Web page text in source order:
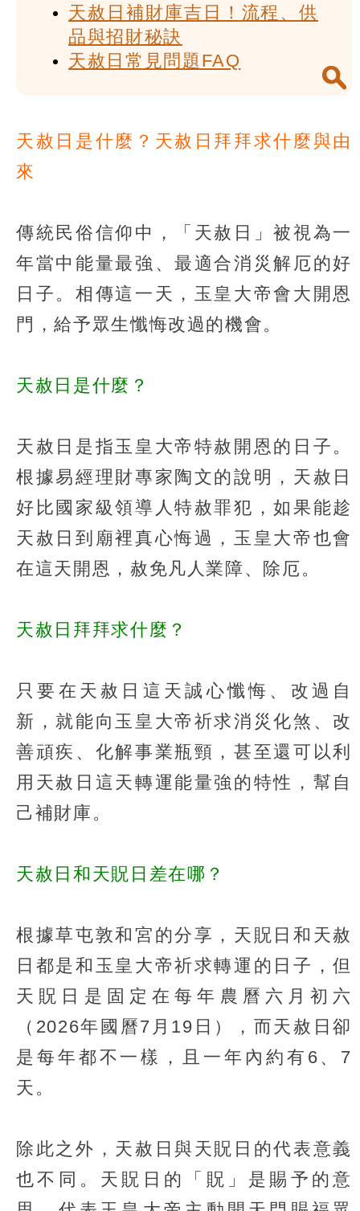
天赦日補財庫吉日！流程、供
品與招財秘訣
天赦日常見問題FAQ
天赦日是什麼？天赦日拜拜求什麼與由
來
傳統民俗信仰中，「天赦日」被視為一
年當中能量最強、最適合消災解厄的好
日子。相傳這一天，玉皇大帝會大開恩
門，給予眾生懺悔改過的機會。
天赦日是什麼？
天赦日是指玉皇大帝特赦開恩的日子。
根據易經理財專家陶文的說明，天赦日
好比國家級領導人特赦罪犯，如果能趁
天赦日到廟裡真心悔過，玉皇大帝也會
在這天開恩，赦免凡人業障、除厄。
天赦日拜拜求什麼？
只要在天赦日這天誠心懺悔、改過自
新，就能向玉皇大帝祈求消災化煞、改
善頑疾、化解事業瓶頸，甚至還可以利
用天赦日這天轉運能量強的特性，幫自
己補財庫。
天赦日和天貺日差在哪？
根據草屯敦和宮的分享，天貺日和天赦
日都是和玉皇大帝祈求轉運的日子，但
天貺日是固定在每年農曆六月初六
（2026年國曆7月19日），而天赦日卻
是每年都不一樣，且一年內約有6、7
天。
除此之外，天赦日與天貺日的代表意義
也不同。天貺日的「貺」是賜予的意